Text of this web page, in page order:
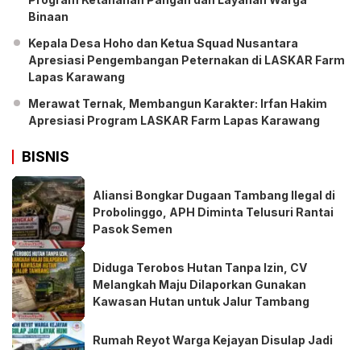
Binaan
Kepala Desa Hoho dan Ketua Squad Nusantara
Apresiasi Pengembangan Peternakan di LASKAR Farm
Lapas Karawang
Merawat Ternak, Membangun Karakter: Irfan Hakim
Apresiasi Program LASKAR Farm Lapas Karawang
BISNIS
Aliansi Bongkar Dugaan Tambang Ilegal di
Probolinggo, APH Diminta Telusuri Rantai
Pasok Semen
Diduga Terobos Hutan Tanpa Izin, CV
Melangkah Maju Dilaporkan Gunakan
Kawasan Hutan untuk Jalur Tambang
Rumah Reyot Warga Kejayan Disulap Jadi